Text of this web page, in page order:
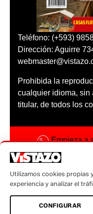
Teléfono: (+593)
Dirección: Aguirre
Prohibida la
cualquier idioma, sin
titular, de todos los
Empieza a
Código
Utilizamos cookies propias
experiencia y analizar el
CONFIGURAR